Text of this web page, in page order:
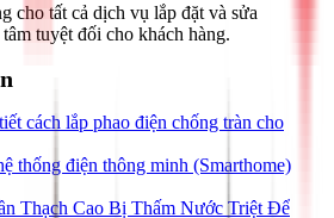
cho tất cả dịch vụ lắp đặt và sửa
tuyệt đối cho khách hàng.
cách lắp phao điện chống tràn cho
thống điện thông minh (Smarthome)
Thạch Cao Bị Thấm Nước Triệt Để